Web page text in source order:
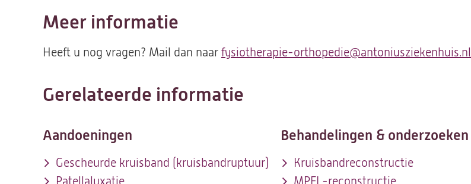
Meer informatie
Heeft u nog vragen? Mail dan naar fysiotherapie-orthopedie@antoniusziekenhuis.nl
Gerelateerde informatie
Aandoeningen
Gescheurde kruisband (kruisbandruptuur)
Behandelingen & onderzoeken
Kruisbandreconstructie